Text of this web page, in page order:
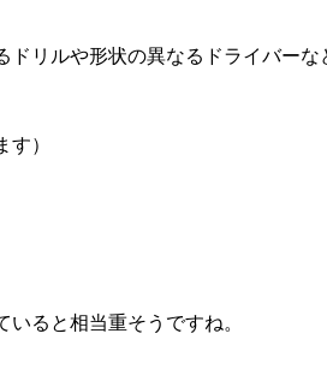
リルや形状の異なるドライバーな
）
ると相当重そうですね。